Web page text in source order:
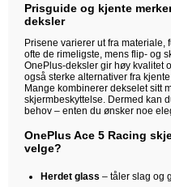
Prisguide og kjente
deksler
Prisene varierer ut fra
ofte de rimeligste, mens flip- og
OnePlus-deksler gir høy kvalitet
også sterke alternativer fra
Mange kombinerer dekselet sitt
skjermbeskyttelse. Dermed kan
behov – enten du ønsker noe
OnePlus Ace 5 Racing
velge?
Herdet glass – tåler slag og